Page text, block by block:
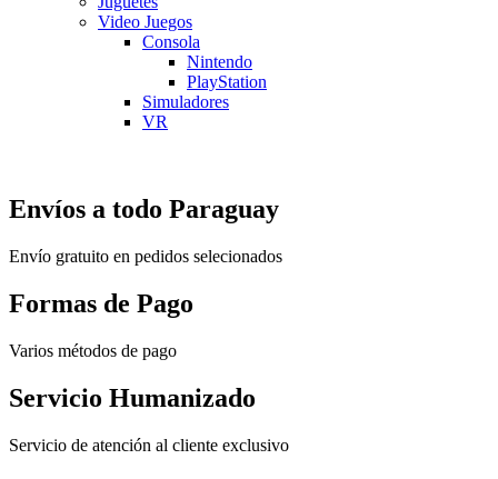
Video Juegos
Consola
Nintendo
PlayStation
Simuladores
VR
Envíos a todo Paraguay
Envío gratuito en pedidos selecionados
Formas de Pago
Varios métodos de pago
Servicio Humanizado
Servicio de atención al cliente exclusivo